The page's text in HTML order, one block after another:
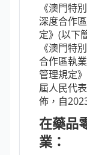
《澳門特
深度合作
定》(以下
《澳門特
合作區執
管理規定
屆人民代
佈，自
在藥品
業：